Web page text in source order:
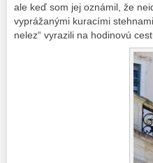
ale keď som jej oznámil, že
vyprážanými kuracími
nelez“ vyrazili na hodinovú